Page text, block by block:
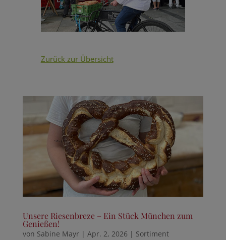
Zurück zur Übersicht
Unsere Riesenbreze – Ein Stück München zum
Genießen!
von Sabine Mayr| Apr. 2, 2026 | Sortiment